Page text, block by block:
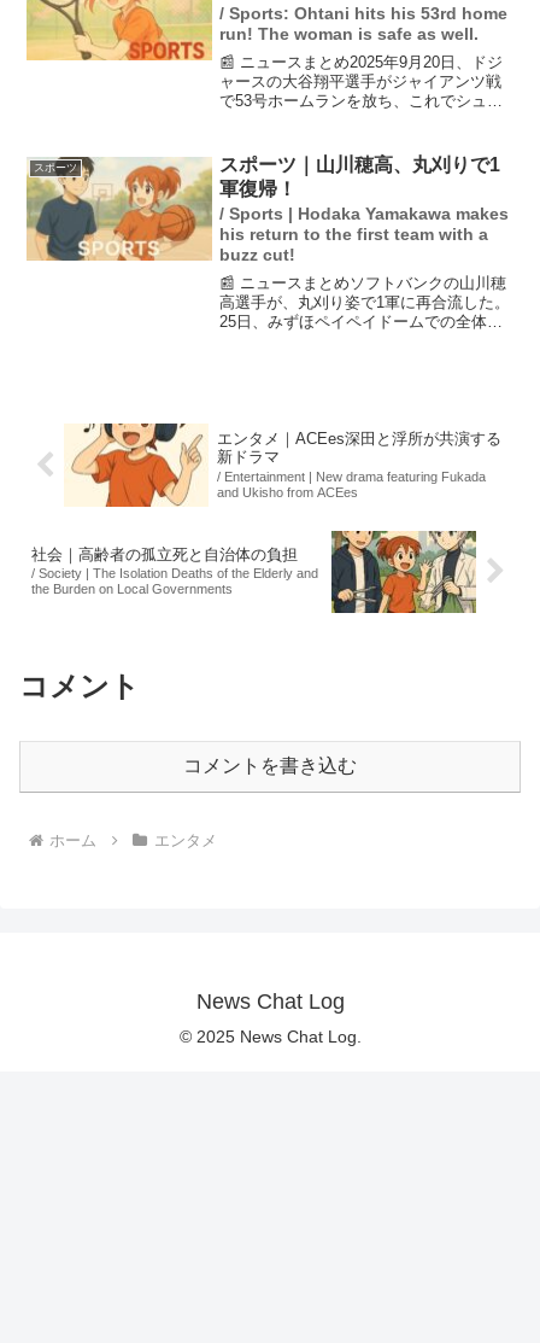
/ Sports: Ohtani hits his 53rd home
run! The woman is safe as well.
📰 ニュースまとめ2025年9月20日、ドジ
ャースの大谷翔平選手がジャイアンツ戦
で53号ホームランを放ち、これでシュワ
レスさんとジゼル・メレンデスさんのカ
ップルによってキ...
スポーツ
スポーツ｜山川穂高、丸刈りで1
軍復帰！
/ Sports | Hodaka Yamakawa makes
his return to the first team with a
buzz cut!
📰 ニュースまとめソフトバンクの山川穂
高選手が、丸刈り姿で1軍に再合流した。
25日、みずほペイペイドームでの全体練
エンタメ｜ACEes深田と浮所が共演する
新ドラマ
/ Entertainment | New drama featuring Fukada
and Ukisho from ACEes
社会｜高齢者の孤立死と自治体の負担
/ Society | The Isolation Deaths of the Elderly and
the Burden on Local Governments
コメント
コメントを書き込む
ホーム エンタメ
News Chat Log
© 2025 News Chat Log.